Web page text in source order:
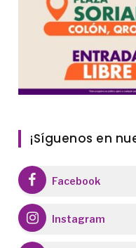
¡Síguenos en
Facebook
Instagram